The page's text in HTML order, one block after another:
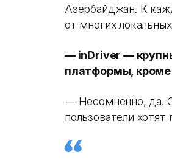
Азербайджан. К
от многих
— inDriver —
платформы,
— Несомненно, да.
пользователи хотят